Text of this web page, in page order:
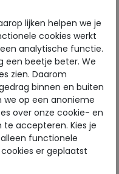
lijken helpen we je
cookies werkt
analytische functie.
een beetje beter. We
zien. Daarom
binnen en buiten
we op een anonieme
over onze cookie- en
te accepteren. Kies je
functionele
er geplaatst